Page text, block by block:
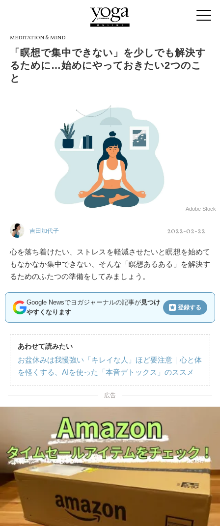
MEDITATION & MIND
「瞑想で集中できない」を少しでも解決す
るために…始めにやっておきたい2つのこ
と
Adobe Stock
吉田加代子 2022-02-22
心を落ち着けたい、ストレスを軽減させたいと瞑想を始めて
もなかなか集中できない、そんな「瞑想あるある」を解決す
るためのふたつの準備をしてみましょう。
Google Newsでヨガジャーナルの記事が見つけ
やすくなります
登録する
あわせて読みたい
お盆休みは我慢強い「キレイな人」ほど要注意｜心と体
を軽くする、AIを使った「本音デトックス」のススメ
広告